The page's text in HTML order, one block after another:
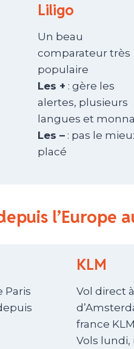
Liligo
Un beau
comparateur très
populaire
Les + : gère les
alertes, plusieurs
langues et
Les –: pas le
placé
l’Europe
Paris
KLM
Vol direct
france
Vols